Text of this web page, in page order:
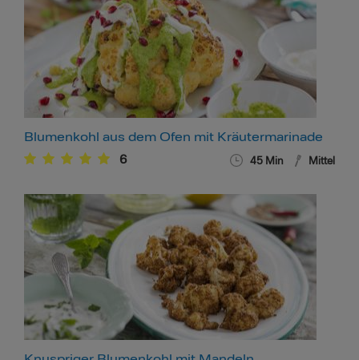
Blumenkohl aus dem Ofen mit Kräutermarinade
6 45 Min Mittel